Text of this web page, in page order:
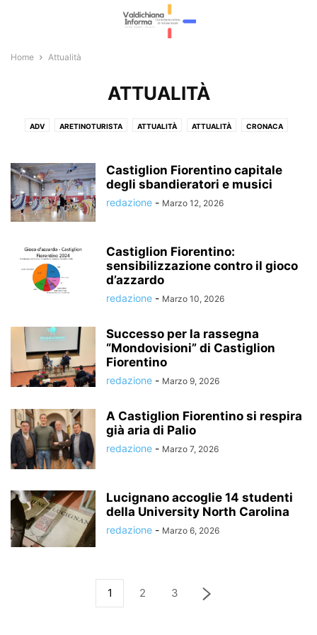
Home Attualità
ATTUALITÀ
ADV ARETINOTURISTA ATTUALITÀ ATTUALITÀ CRONACA
ECONOMIA E LAVORO
GIOSTRA DEL SARACINO ITALIA E ESTERI L'EDITORIALE
LA VOCE LIBERA METEO E VIABILITÀ METEO E VIABILITÀ
POLITICA RUBRICHE
Castiglion Fiorentino capitale
degli sbandieratori e musici
redazione - Marzo 12, 2026
Castiglion Fiorentino:
sensibilizzazione contro il gioco
d’azzardo
redazione - Marzo 10, 2026
Successo per la rassegna
“Mondovisioni” di Castiglion
Fiorentino
redazione - Marzo 9, 2026
A Castiglion Fiorentino si respira
già aria di Palio
redazione - Marzo 7, 2026
Lucignano accoglie 14 studenti
della University North Carolina
redazione - Marzo 6, 2026
1 2 3